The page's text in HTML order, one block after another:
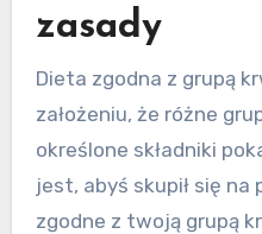
zasady
Dieta zgodna z grupą
założeniu, że różne
określone składniki
jest, abyś skupił się
zgodne z twoją grupą